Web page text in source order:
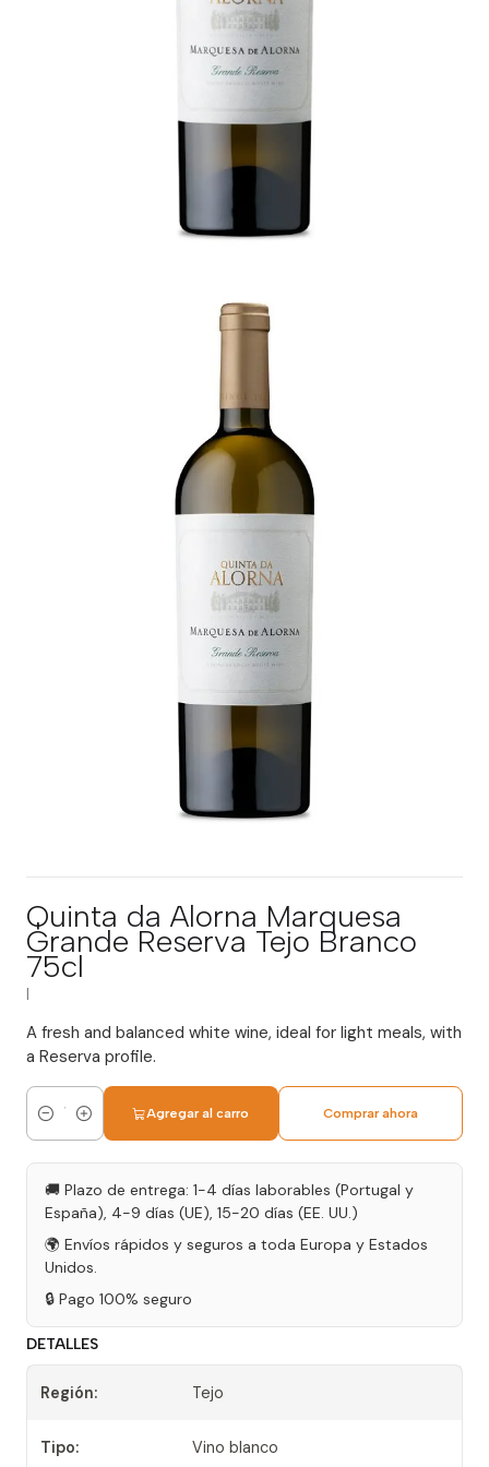
Quinta da Alorna Marquesa
Grande Reserva Tejo Branco
75cl
A fresh and balanced white wine, ideal for light meals, with
a Reserva profile.
Cantidad
Agregar al carro Comprar ahora
🚚 Plazo de entrega: 1-4 días laborables (Portugal y
España), 4-9 días (UE), 15-20 días (EE. UU.)
🌍 Envíos rápidos y seguros a toda Europa y Estados
Unidos.
🔒 Pago 100% seguro
DETALLES
Región: Tejo
Tipo: Vino blanco